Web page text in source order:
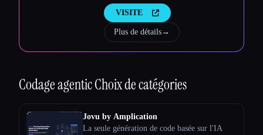
des vidéos cohérents
VISITE
Plus de détails→
Codage agenticChoix de catégories
Jovu by Amplication
La seule génération de code basée sur l'IA